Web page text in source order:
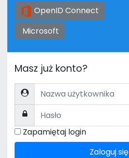
OpenID Connect
Microsoft
Masz już konto?
Nazwa użytkownika
Hasło
Zapamiętaj login
Zaloguj się